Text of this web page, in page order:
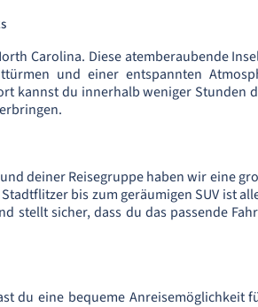
Carolina. Diese atemberaubende
und einer entspannten
kannst du innerhalb weniger Stunden
deiner Reisegruppe haben wir eine
bis zum geräumigen SUV ist
stellt sicher, dass du das passende
du eine bequeme Anreisemöglichkeit